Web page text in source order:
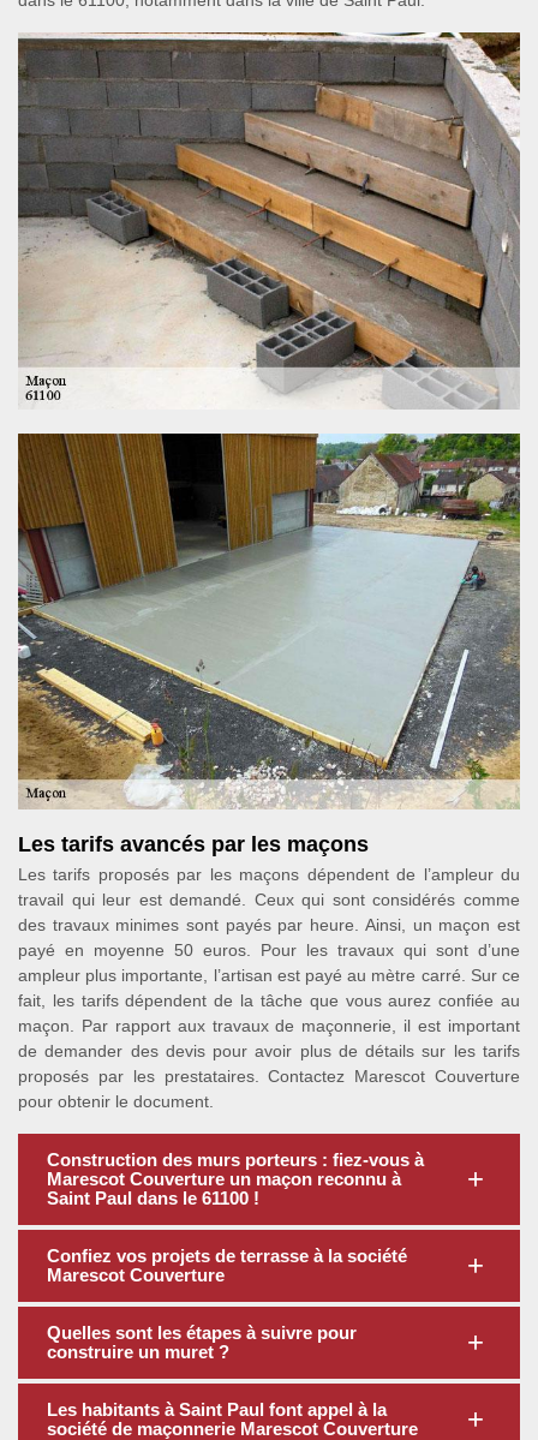
Les tarifs avancés par les maçons
Les tarifs proposés par les maçons dépendent de l’ampleur du
travail qui leur est demandé. Ceux qui sont considérés comme
des travaux minimes sont payés par heure. Ainsi, un maçon est
payé en moyenne 50 euros. Pour les travaux qui sont d’une
ampleur plus importante, l’artisan est payé au mètre carré. Sur ce
fait, les tarifs dépendent de la tâche que vous aurez confiée au
maçon. Par rapport aux travaux de maçonnerie, il est important
de demander des devis pour avoir plus de détails sur les tarifs
proposés par les prestataires. Contactez Marescot Couverture
pour obtenir le document.
Construction des murs porteurs : fiez-vous à
Marescot Couverture un maçon reconnu à
Saint Paul dans le 61100 !
Confiez vos projets de terrasse à la société
Marescot Couverture
Quelles sont les étapes à suivre pour
construire un muret ?
Les habitants à Saint Paul font appel à la
société de maçonnerie Marescot Couverture